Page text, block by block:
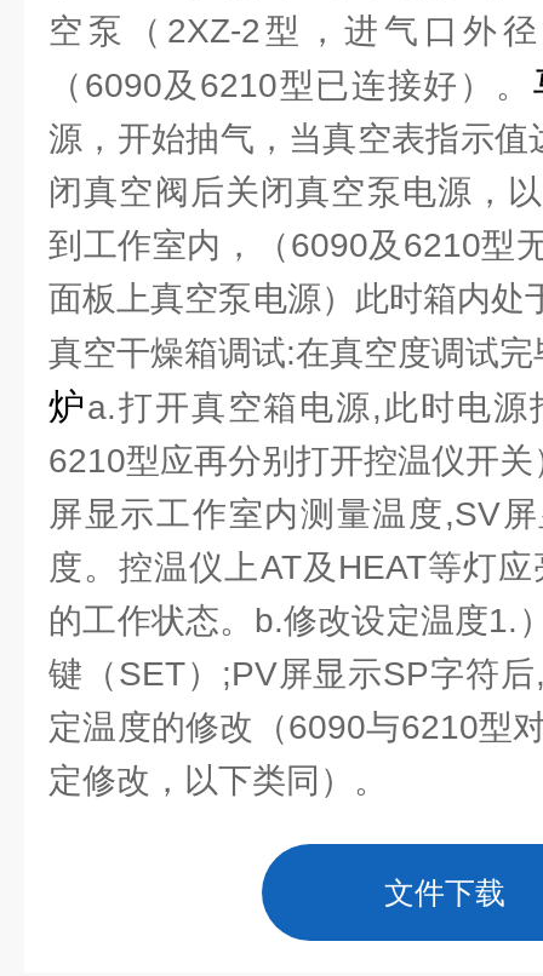
空泵（2XZ-2型，进气口外
（6090及6210型已连接好）。
源，开始抽气，当真空表指示
闭真空阀后关闭真空泵电源，
到工作室内，（6090及6210型
面板上真空泵电源）此时箱内处
真空干燥箱调试:在真空度调试
炉a.打开真空箱电源,此时电源
6210型应再分别打开控温仪开
屏显示工作室内测量温度,SV
度。控温仪上AT及HEAT等灯
的工作状态。b.修改设定温度1.
键（SET）;PV屏显示SP字符
定温度的修改（6090与6210型
定修改，以下类同）。
文件下载